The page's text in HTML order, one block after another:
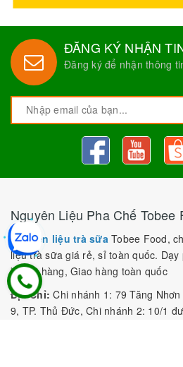
ĐĂNG KÝ NHẬN
Đăng ký để nhận thông
Nguyên Liệu Pha Chế Tobee
Nguyên liệu trà sữa Tobee Food,
liệu trà sữa giá rẻ, sỉ toàn quốc.
khách hàng, Giao hàng toàn quốc
Địa Chỉ: Chi nhánh 1: 79 Tăng
9, TP. Thủ Đức, Chi nhánh 2: 10/1